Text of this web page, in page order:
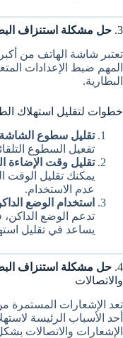
3. حل مشكلة استنزاف
تعتبر شاشة الهاتف من
المهم ضبط الإعدادات
البطارية.
خطوات لتقليل استهلاك
تقليل سطوع الشاشة
تفعيل السطوع
تقليل وقت الإضاءة
يمكنك تقليل
عدم الاستخدام.
استخدام الوضع
تدعم الوضع
يساعد في تقليل
4. حل مشكلة استنزاف
والاتصالات
تعد الإشعارات المستمرة من
أحد الأسباب الرئيسة
الإشعارات والاتصالات